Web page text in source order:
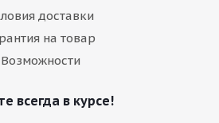
доставки
на товар
Возможности
всегда в курсе!